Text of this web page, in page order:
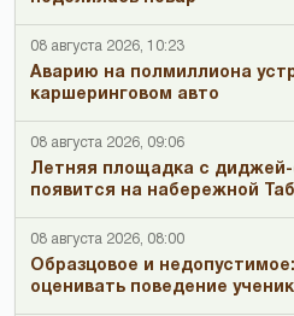
08 августа 2026, 10:23
Аварию на полмиллиона
каршеринговом авто
08 августа 2026, 09:06
Летняя площадка с
появится на набережной
08 августа 2026, 08:00
Образцовое и
оценивать поведение